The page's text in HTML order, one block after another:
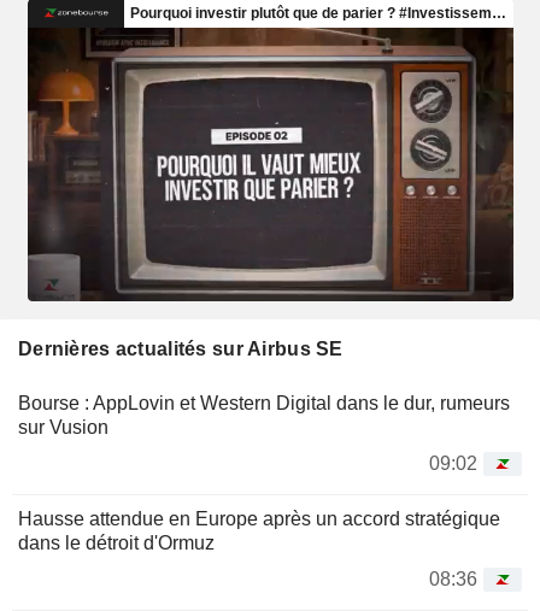
Dernières actualités sur Airbus SE
Bourse : AppLovin et Western Digital dans le dur, rumeurs
sur Vusion
09:02
Hausse attendue en Europe après un accord stratégique
dans le détroit d'Ormuz
08:36